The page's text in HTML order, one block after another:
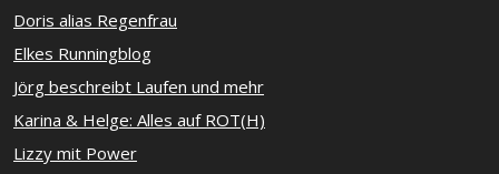
Doris alias Regenfrau
Elkes Runningblog
Jörg beschreibt Laufen und mehr
Karina & Helge: Alles auf ROT(H)
Lizzy mit Power